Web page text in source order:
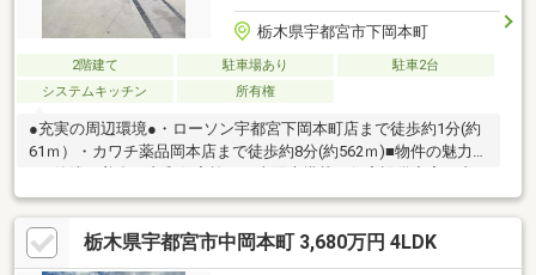
栃木県宇都宮市下岡本町
2階建て 駐車場あり
駐車2台
システムキッチン
所有権
●充実の周辺環境●・ローソン宇都宮下岡本町店まで徒歩約1分(約
61ｍ）・カワチ薬品岡本店まで徒歩約8分(約562ｍ)■物件の魅力
装材にもこだわった4LDK物件です！・コンビニすぐそば！小学校
や幼稚園、総合病院も近くで子育て世代にもシニア世代にも嬉し
い住環境♪・WICやSIC、各部屋にクローゼット完備で収納スペー
ス豊富♪◆住宅ローン相談実施中◆住宅ローンの不安な点や疑問
栃木県宇都宮市中岡本町 3,680万円 4LDK